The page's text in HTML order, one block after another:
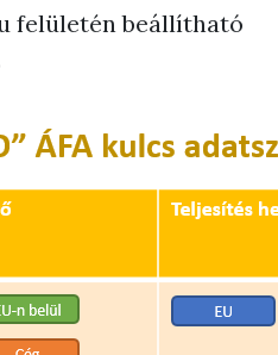
felületén beállítható